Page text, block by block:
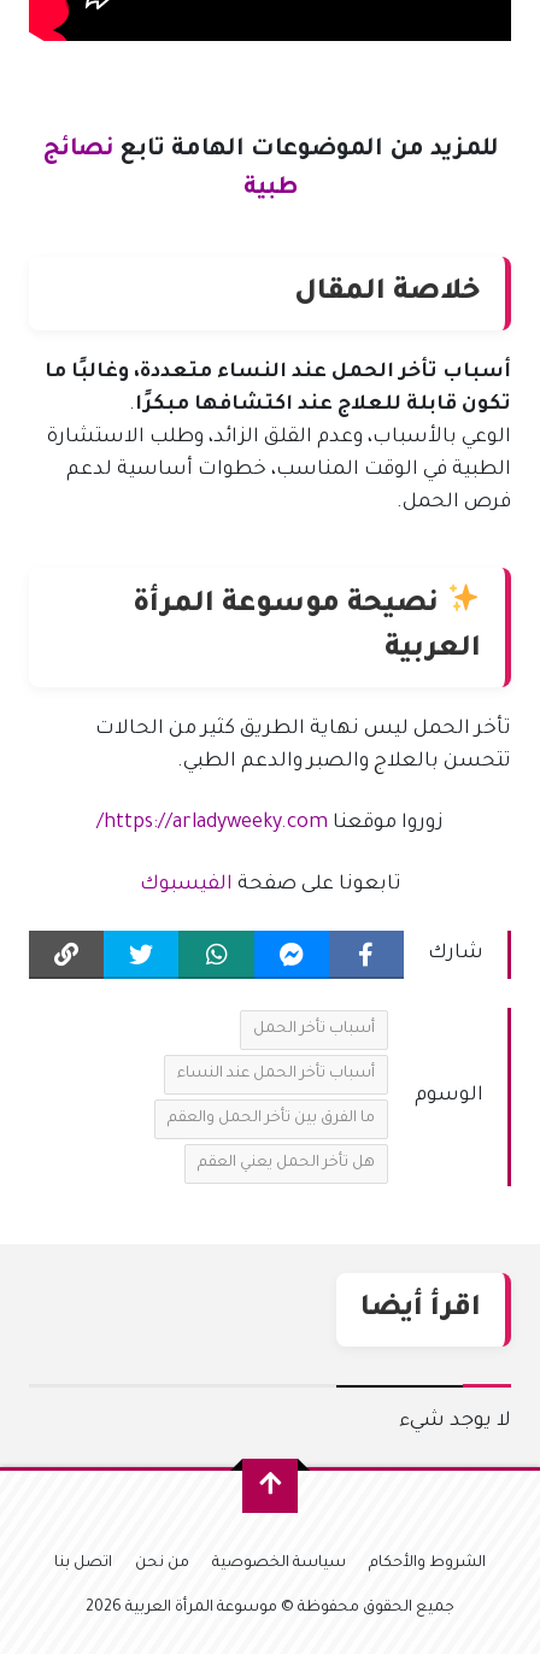
للمزيد من الموضوعات الهامة تابع نصائج
طبية
خلاصة المقال
أسباب تأخر الحمل عند النساء متعددة، وغالبًا ما
تكون قابلة للعلاج عند اكتشافها مبكرًا .
الوعي بالأسباب، وعدم القلق الزائد، وطلب الاستشارة
الطبية في الوقت المناسب، خطوات أساسية لدعم
فرص الحمل.
نصيحة موسوعة المرأة
العربية
تأخر الحمل ليس نهاية الطريق كثير من الحالات
تتحسن بالعلاج والصبر والدعم الطبي.
زوروا موقعنا https://arladyweeky.com/
تابعونا على صفحة الفيسبوك
شارك
الوسوم
أسباب تأخر الحمل
أسباب تأخر الحمل عند النساء
ما الفرق بين تأخر الحمل والعقم
هل تأخر الحمل يعني العقم
اقرأ أيضا
لا يوجد شيء
الشروط والأحكام سياسة الخصوصية من نحن اتصل بنا
جميع الحقوق محفوظة © موسوعة المرأة العربية 2026